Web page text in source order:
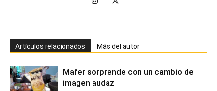
Artículos relacionados Más del autor
Mafer sorprende con un cambio de
imagen audaz